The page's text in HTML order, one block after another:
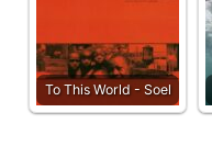
To This World - Soel